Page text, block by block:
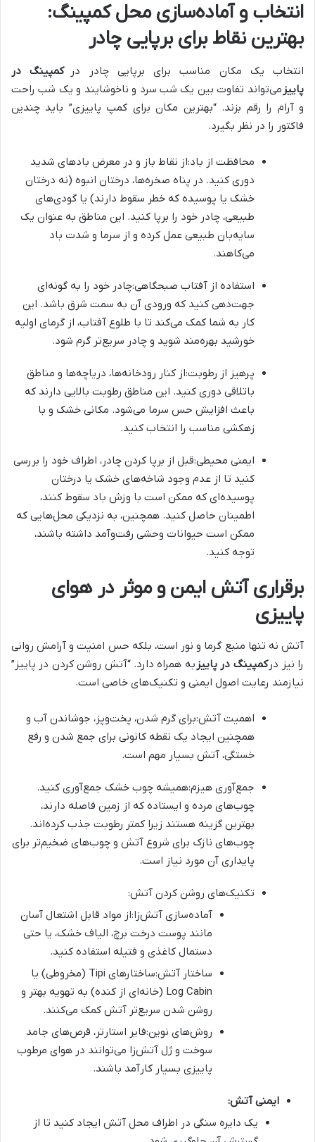
انتخاب و آماده‌سازی محل کمپینگ:
بهترین نقاط برای برپایی چادر
انتخاب یک مکان مناسب برای برپایی چادر در کمپینگ در
پاییز می‌تواند تفاوت بین یک شب سرد و ناخوشایند و یک شب راحت
و آرام را رقم بزند. “بهترین مکان برای کمپ پاییزی” باید چندین
فاکتور را در نظر بگیرد.
محافظت از باد:از نقاط باز و در معرض بادهای شدید
دوری کنید. در پناه صخره‌ها، درختان انبوه (نه درختان
خشک یا پوسیده که خطر سقوط دارند) یا گودی‌های
طبیعی، چادر خود را برپا کنید. این مناطق به عنوان یک
سایه‌بان طبیعی عمل کرده و از سرما و شدت باد
می‌کاهند.
استفاده از آفتاب صبحگاهی:چادر خود را به گونه‌ای
جهت‌دهی کنید که ورودی آن به سمت شرق باشد. این
کار به شما کمک می‌کند تا با طلوع آفتاب، از گرمای اولیه
خورشید بهره‌مند شوید و چادر سریع‌تر گرم شود.
پرهیز از رطوبت:از کنار رودخانه‌ها، دریاچه‌ها و مناطق
باتلاقی دوری کنید. این مناطق رطوبت بالایی دارند که
باعث افزایش حس سرما می‌شود. مکانی خشک و با
زهکشی مناسب را انتخاب کنید.
ایمنی محیطی:قبل از برپا کردن چادر، اطراف خود را بررسی
کنید تا از عدم وجود شاخه‌های خشک یا درختان
پوسیده‌ای که ممکن است با وزش باد سقوط کنند،
اطمینان حاصل کنید. همچنین، به نزدیکی محل‌هایی که
ممکن است حیوانات وحشی رفت‌وآمد داشته باشند،
توجه کنید.
برقراری آتش ایمن و موثر در هوای
پاییزی
آتش نه تنها منبع گرما و نور است، بلکه حس امنیت و آرامش روانی
را نیز در کمپینگ در پاییز به همراه دارد. “آتش روشن کردن در پاییز”
نیازمند رعایت اصول ایمنی و تکنیک‌های خاصی است.
اهمیت آتش:برای گرم شدن، پخت‌وپز، جوشاندن آب و
همچنین ایجاد یک نقطه کانونی برای جمع شدن و رفع
خستگی، آتش بسیار مهم است.
جمع‌آوری هیزم:همیشه چوب خشک جمع‌آوری کنید.
چوب‌های مرده و ایستاده که از زمین فاصله دارند،
بهترین گزینه هستند زیرا کمتر رطوبت جذب کرده‌اند.
چوب‌های نازک برای شروع آتش و چوب‌های ضخیم‌تر برای
پایداری آن مورد نیاز است.
تکنیک‌های روشن کردن آتش:
آماده‌سازی آتش‌زا:از مواد قابل اشتعال آسان
مانند پوست درخت برچ، الیاف خشک، یا حتی
دستمال کاغذی و فتیله استفاده کنید.
ساختار آتش:ساختارهای Tipi (مخروطی) یا
Log Cabin (خانه‌ای از کنده) به تهویه بهتر و
روشن شدن سریع‌تر آتش کمک می‌کنند.
روش‌های نوین:فایر استارتر، قرص‌های جامد
سوخت و ژل آتش‌زا می‌توانند در هوای مرطوب
پاییزی بسیار کارآمد باشند.
ایمنی آتش:
یک دایره سنگی در اطراف محل آتش ایجاد کنید تا از